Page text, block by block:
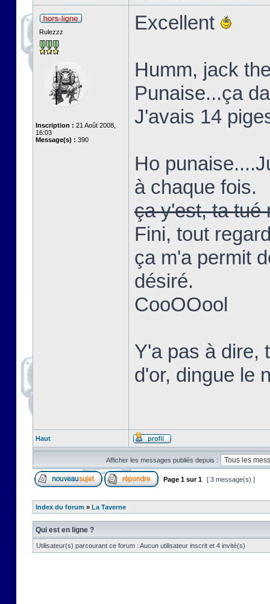
Rulezzz
Inscription : 21 Août 2008,
16:03
Message(s) : 390
Excellent
Humm, jack
Punaise...ça
J'avais 14
Ho
à chaque fois.
ça y'est, ta tué
Fini, tout
ça m'a permit
désiré.
CooOOool
Y'a pas à dire,
d'or, dingue le
Haut
Afficher les messages publiés depuis :
Page 1 sur1 [ 3 message(s) ]
Index du forum » La Taverne
Qui est en ligne ?
Utilisateur(s) parcourant ce forum : Aucun utilisateur inscrit et 4 invité(s)